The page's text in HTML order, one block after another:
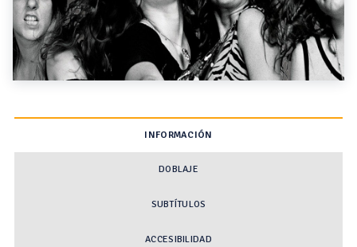
INFORMACIÓN
DOBLAJE
SUBTÍTULOS
ACCESIBILIDAD